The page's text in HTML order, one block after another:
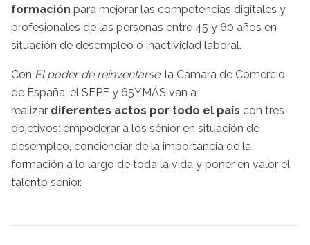
formación para mejorar las competencias digitales y
profesionales de las personas entre 45 y 60 años en
situación de desempleo o inactividad laboral.
Con El poder de reinventarse, la Cámara de Comercio
de España, el SEPE y 65YMÁS van a
realizar diferentes actos por todo el país con tres
objetivos: empoderar a los sénior en situación de
desempleo, concienciar de la importancia de la
formación a lo largo de toda la vida y poner en valor el
talento sénior.